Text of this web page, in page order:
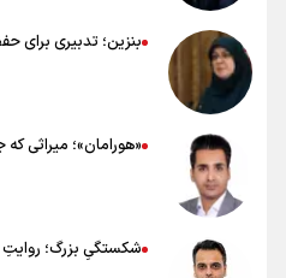
بنزین؛ تدبیری برای
«هورامان»؛ میراثی که
شکستگیِ بزرگ؛